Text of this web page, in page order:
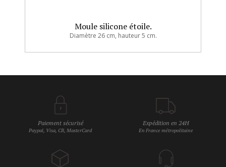
Moule silicone étoile.
Diamètre 26 cm, hauteur 5 cm.
Paiement sécurisé
Paypal, Visa, CB, MasterCard
Expédition en 24H
En France métropolitaine